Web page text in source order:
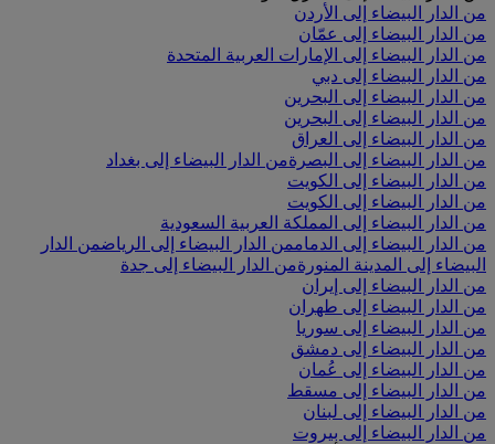
من الدار البيضاء إلى الأردن
من الدار البيضاء إلى عمّان
من الدار البيضاء إلى الإمارات العربية المتحدة
من الدار البيضاء إلى دبي
من الدار البيضاء إلى البحرين
من الدار البيضاء إلى البحرين
من الدار البيضاء إلى العراق
من الدار البيضاء إلى البصرةمن الدار البيضاء إلى بغداد
من الدار البيضاء إلى الكويت
من الدار البيضاء إلى الكويت
من الدار البيضاء إلى المملكة العربية السعودية
من الدار البيضاء إلى الدماممن الدار البيضاء إلى الرياضمن الدار
البيضاء إلى المدينة المنورةمن الدار البيضاء إلى جدة
من الدار البيضاء إلى إيران
من الدار البيضاء إلى طهران
من الدار البيضاء إلى سوريا
من الدار البيضاء إلى دمشق
من الدار البيضاء إلى عُمان
من الدار البيضاء إلى مسقط
من الدار البيضاء إلى لبنان
من الدار البيضاء إلى بيروت